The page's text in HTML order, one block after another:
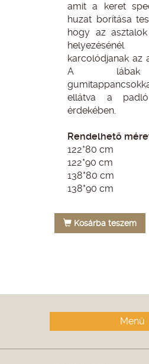
amit a keret
huzat borítása
hogy az
karcolódjanak az
A
ellátva a
érdekében.
Rendelhető
122*80 cm
122*90 cm
138*80 cm
138*90 cm
Kosárba teszem
Menü